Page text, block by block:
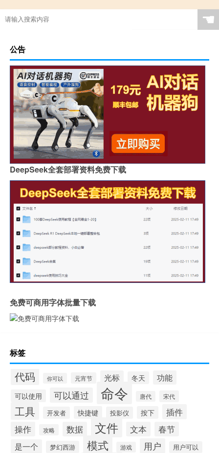
☚
公告
DeepSeek全套部署资料免费下载
免费可商用字体批量下载
标签
代码 你可以 元宵节 光标 冬天 功能
可以使用 可以通过 命令 唐代 宋代
工具 开发者 快捷键 投影仪 按下 插件
操作 攻略 数据 文件 文本 春节
是一个 梦幻西游 模式 游戏 用户 用户可以